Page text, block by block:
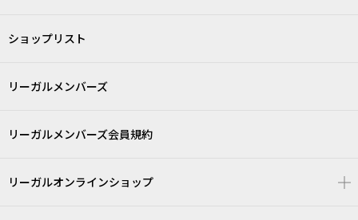
ショップリスト
リーガルメンバーズ
リーガルメンバーズ会員規約
リーガルオンラインショップ